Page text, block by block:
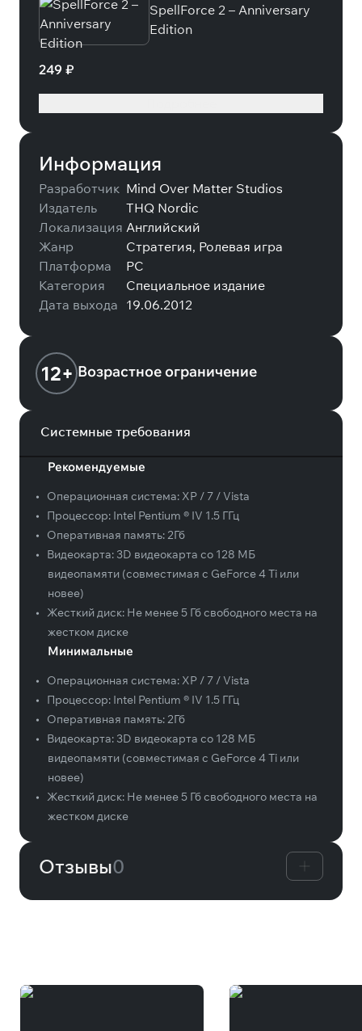
SpellForce 2 – Anniversary
Edition
249 ₽
Информация
Разработчик Mind Over Matter Studios
Издатель
THQ Nordic
Локализация Английский
Жанр
Стратегия, Ролевая игра
Платформа
PC
Категория
Специальное издание
Дата выхода 19.06.2012
12+ Возрастное ограничение
Системные требования
Рекомендуемые
• Операционная система: XP / 7 / Vista
•
Процессор: Intel Pentium ® IV 1.5 ГГц
•
Оперативная память:2Гб
•
Видеокарта: 3D видеокарта со 128 МБ
видеопамяти (совместимая с GeForce 4 Ti или
новее)
•
Жесткий диск: Не менее 5 Гб свободного места на
жестком диске
Минимальные
• Операционная система: XP / 7 / Vista
•
Процессор: Intel Pentium ® IV 1.5 ГГц
•
Оперативная память:2Гб
•
Видеокарта: 3D видеокарта со 128 МБ
видеопамяти (совместимая с GeForce 4 Ti или
новее)
•
Жесткий диск: Не менее 5 Гб свободного места на
жестком диске
Отзывы0